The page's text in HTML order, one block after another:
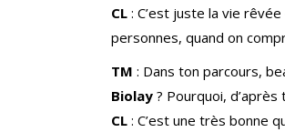
CL : C’est juste la vie
personnes, quand on
TM : Dans ton parcours,
Biolay ? Pourquoi, d’après
CL : C’est une très bonne